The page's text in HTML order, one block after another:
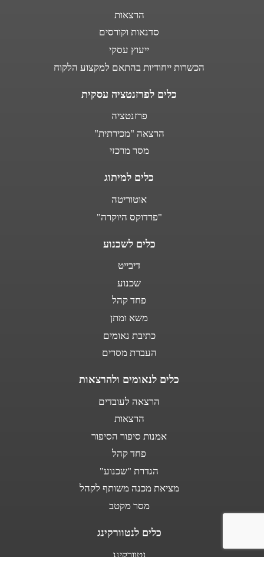
הרצאות
סדנאות וקורסים
ייעוץ עסקי
הכשרות ייחודיות בהתאם למקצוע הלקוח
כלים לפרזנטציה עסקית
פרזנטציה
הרצאה "מכירתית"
מסר מרכזי
כלים למיתוג
אוטוריטה
"פרדוקס היוקרה"
כלים לשכנוע
דיבייט
שכנוע
פחד קהל
משא ומתן
כתיבת נאומים
העברת מסרים
כלים לנאומים ולהרצאות
הרצאה לעובדים
הרצאות
אמנות סיפור הסיפור
פחד קהל
הגדרת "שכנוע"
מציאת מכנה משותף לקהל
מסר מקטב
כלים לנטוורקינג
נטוורקינג